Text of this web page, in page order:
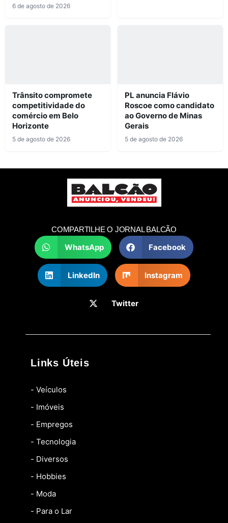
6 de agosto de 2026
Trânsito compromete
competitividade do
comércio em Belo
Horizonte
5 de agosto de 2026
PL anuncia Flávio
Roscoe como candidato
ao Governo de Minas
Gerais
5 de agosto de 2026
COMPARTILHE O JORNAL BALCÃO
WhatsApp Facebook
LinkedIn Instagram
Twitter
Links Úteis
- Veículos
- Imóveis
- Empregos
- Tecnologia
- Diversos
- Hobbies
- Moda
- Para o Lar